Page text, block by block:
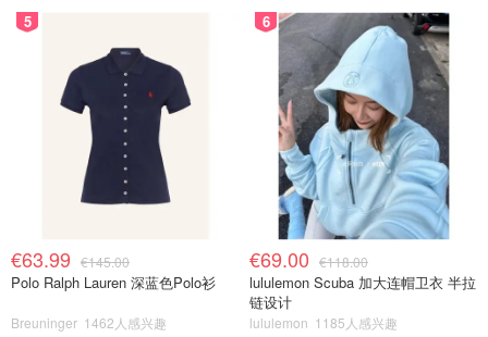
5
€63.99 €145.00
Polo Ralph Lauren 深蓝色Polo衫
Breuninger 1462人感兴趣
6
€69.00 €118.00
lululemon Scuba 加大连帽卫衣 半拉
链设计
lululemon 1185人感兴趣